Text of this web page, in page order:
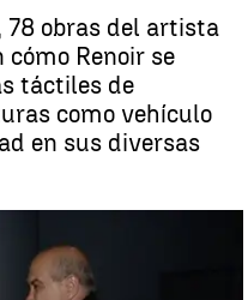
obras del artista
Renoir se
táctiles de
como vehículo
en sus diversas
invidente |